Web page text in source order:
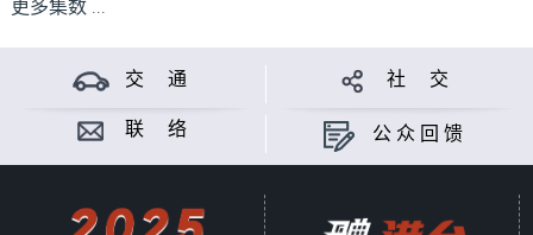
更多集数 ...
交 通 社 交
联 络 公众回馈